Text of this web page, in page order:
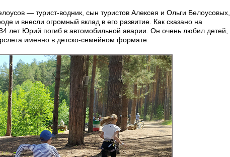
— турист-водник, сын туристов Алексея и Ольги Белоусовых,
и внесли огромный вклад в его развитие. Как сказано на
лет Юрий погиб в автомобильной аварии. Он очень любил детей,
именно в детско-семейном формате.